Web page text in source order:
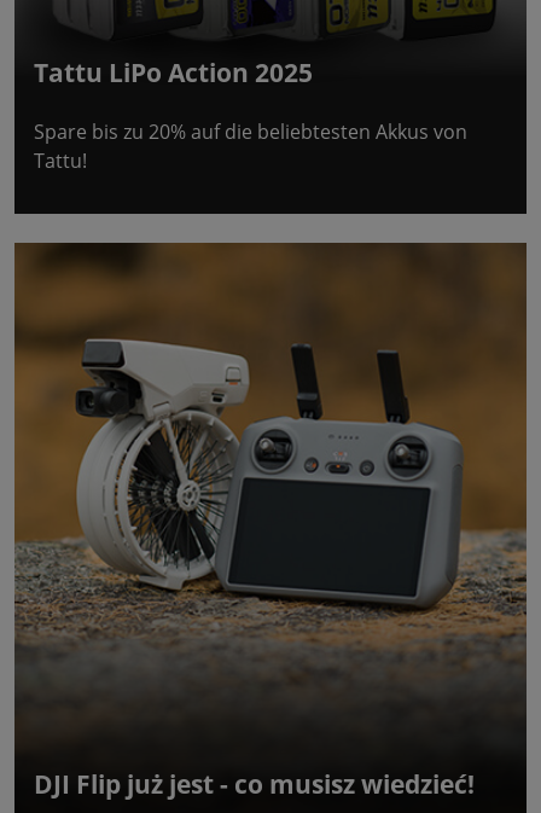
Tattu LiPo Action 2025
Spare bis zu 20% auf die beliebtesten Akkus von
Tattu!
DJI Flip już jest - co musisz wiedzieć!